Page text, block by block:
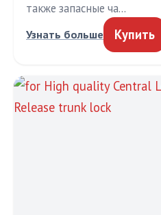
также запасные ча…
Узнать больше Купить